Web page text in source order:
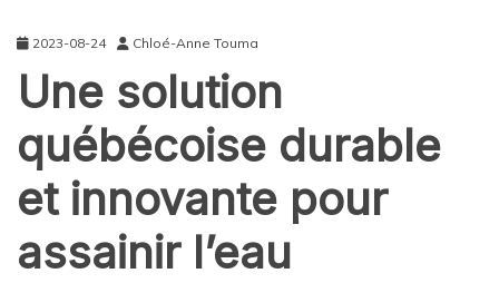
2023-08-24 Chloé-Anne Touma
Une solution
québécoise durable
et innovante pour
assainir l’eau